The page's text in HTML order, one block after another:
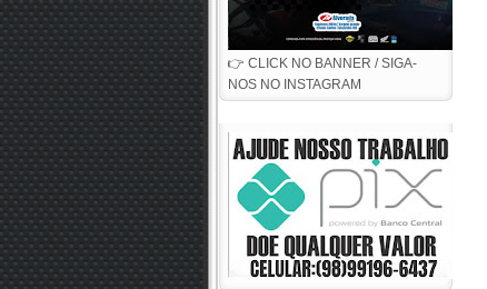
👉 CLICK NO BANNER / SIGA-
NOS NO INSTAGRAM